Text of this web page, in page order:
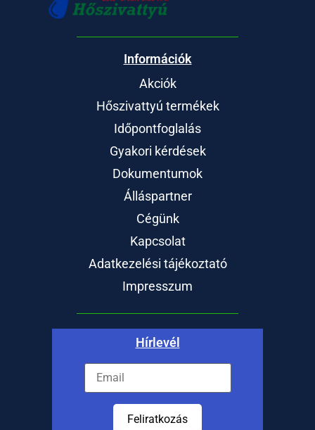
Információk
Akciók
Hőszivattyú termékek
Időpontfoglalás
Gyakori kérdések
Dokumentumok
Álláspartner
Cégünk
Kapcsolat
Adatkezelési tájékoztató
Impresszum
Hírlevél
Feliratkozás